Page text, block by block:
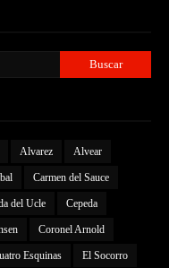
Alvarez Alvear
Carmen del Sauce
del Ucle Cepeda
Coronel Arnold
Esquinas El Socorro